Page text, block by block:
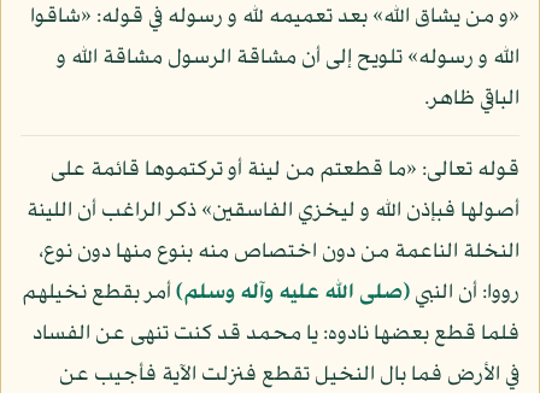
«و من يشاق الله» بعد تعميمه لله و رسوله في قوله: «شاقوا
الله و رسوله» تلويح إلى أن مشاقة الرسول مشاقة الله و
الباقي ظاهر.
قوله تعالى: «ما قطعتم من لينة أو تركتموها قائمة على
أصولها فبإذن الله و ليخزي الفاسقين» ذكر الراغب أن اللينة
النخلة الناعمة من دون اختصاص منه بنوع منها دون نوع،
رووا: أن النبي(صلى الله عليه وآله وسلم)أمر بقطع نخيلهم
فلما قطع بعضها نادوه: يا محمد قد كنت تنهى عن الفساد
في الأرض فما بال النخيل تقطع فنزلت الآية فأجيب عن